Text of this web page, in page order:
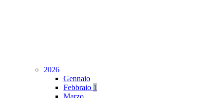
2026
Gennaio
Febbraio 1